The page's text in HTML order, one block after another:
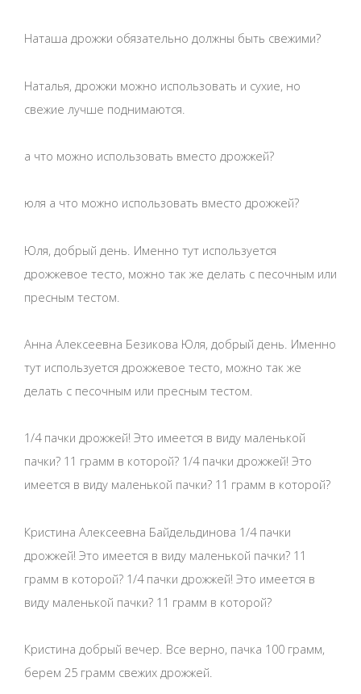
Наташа дрожжи обязательно должны быть свежими?
Наталья, дрожжи можно использовать и сухие, но
свежие лучше поднимаются.
а что можно использовать вместо дрожжей?
юля а что можно использовать вместо дрожжей?
Юля, добрый день. Именно тут используется
дрожжевое тесто, можно так же делать с песочным или
пресным тестом.
Анна Алексеевна Безикова Юля, добрый день. Именно
тут используется дрожжевое тесто, можно так же
делать с песочным или пресным тестом.
1/4 пачки дрожжей! Это имеется в виду маленькой
пачки? 11 грамм в которой? 1/4 пачки дрожжей! Это
имеется в виду маленькой пачки? 11 грамм в которой?
Кристина Алексеевна Байдельдинова 1/4 пачки
дрожжей! Это имеется в виду маленькой пачки? 11
грамм в которой? 1/4 пачки дрожжей! Это имеется в
виду маленькой пачки? 11 грамм в которой?
Кристина добрый вечер. Все верно, пачка 100 грамм,
берем 25 грамм свежих дрожжей.